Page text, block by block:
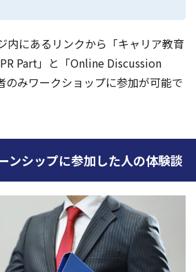
内にあるリンクから「キャリア教育
Part」と「Online Discussion
のみワークショップに参加が可能で
ンシップに参加した人の体験談